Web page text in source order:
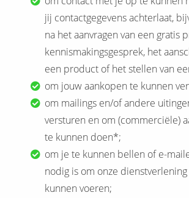
jij contactgegevens achterlaat,
na het aanvragen van een gratis
kennismakingsgesprek, het
een product of het stellen van
om jouw aankopen te kunnen
om mailings en/of andere
versturen en om (commerciële)
te kunnen doen*;
om je te kunnen bellen of e-
nodig is om onze
kunnen voeren;